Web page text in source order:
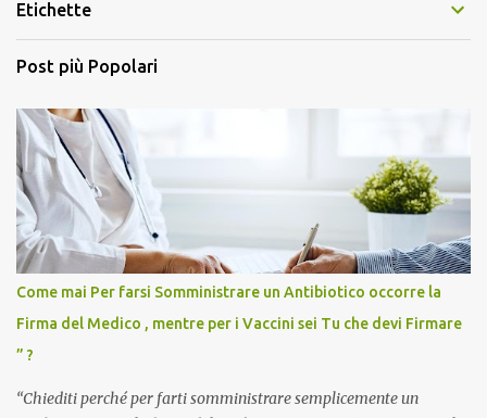
Etichette
Post più Popolari
Come mai Per farsi Somministrare un Antibiotico occorre la
Firma del Medico , mentre per i Vaccini sei Tu che devi Firmare
” ?
“Chiediti perché per farti somministrare semplicemente un